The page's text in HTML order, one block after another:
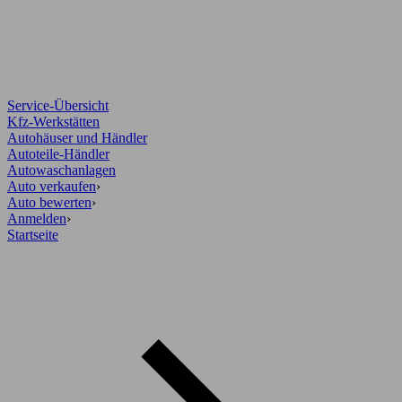
Service-Übersicht
Kfz-Werkstätten
Autohäuser und Händler
Autoteile-Händler
Autowaschanlagen
Auto verkaufen›
Auto bewerten›
Anmelden›
Startseite